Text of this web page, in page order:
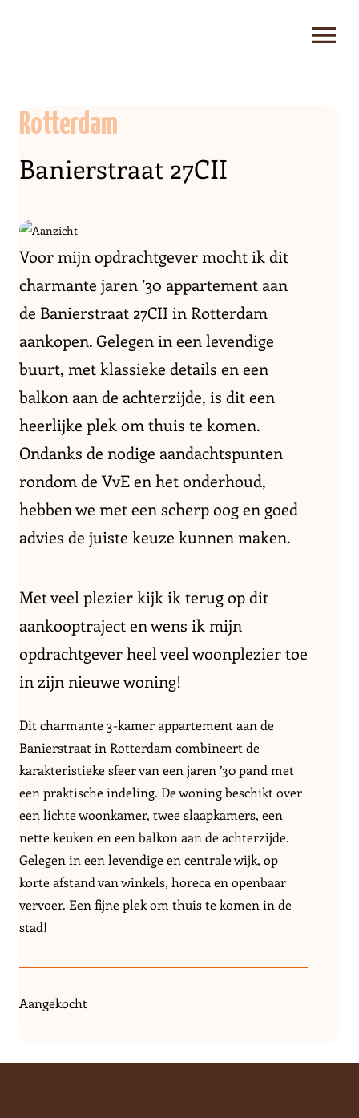
Rotterdam
Banierstraat 27CII
Voor mijn opdrachtgever mocht ik dit
charmante jaren ’30 appartement aan
de Banierstraat 27CII in Rotterdam
aankopen. Gelegen in een levendige
buurt, met klassieke details en een
balkon aan de achterzijde, is dit een
heerlijke plek om thuis te komen.
Ondanks de nodige aandachtspunten
rondom de VvE en het onderhoud,
hebben we met een scherp oog en goed
advies de juiste keuze kunnen maken.
Met veel plezier kijk ik terug op dit
aankooptraject en wens ik mijn
opdrachtgever heel veel woonplezier toe
in zijn nieuwe woning!
Dit charmante3-kamer appartement aan de
Banierstraat in Rotterdam combineert de
karakteristieke sfeer van een jaren ’30 pand met
een praktische indeling. De woning beschikt over
een lichte woonkamer, twee slaapkamers, een
nette keuken en een balkon aan de achterzijde.
Gelegen in een levendige en centrale wijk, op
korte afstand van winkels, horeca en openbaar
vervoer. Een fijne plek om thuis te komen in de
stad!
Aangekocht